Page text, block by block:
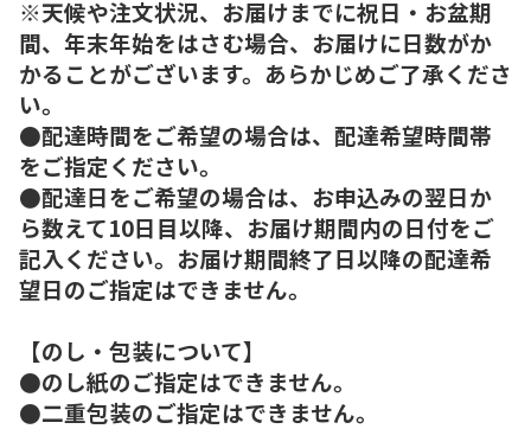
※天候や注文状況、お届けまでに祝日・お盆期
間、年末年始をはさむ場合、お届けに日数がか
かることがございます。あらかじめご了承くださ
い。
●配達時間をご希望の場合は、配達希望時間帯
をご指定ください。
●配達日をご希望の場合は、お申込みの翌日か
ら数えて10日目以降、お届け期間内の日付をご
記入ください。お届け期間終了日以降の配達希
望日のご指定はできません。
【のし・包装について】
●のし紙のご指定はできません。
●二重包装のご指定はできません。